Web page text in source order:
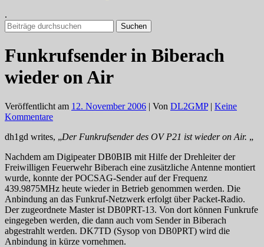
.
Suchen
nach:
Funkrufsender in Biberach
wieder on Air
Veröffentlicht am 12. November 2006 | Von DL2GMP| Keine
Kommentare
dh1gd writes, „Der Funkrufsender des OV P21 ist wieder on Air. „
Nachdem am Digipeater DB0BIB mit Hilfe der Drehleiter der
Freiwilligen Feuerwehr Biberach eine zusätzliche Antenne montiert
wurde, konnte der POCSAG-Sender auf der Frequenz
439.9875MHz heute wieder in Betrieb genommen werden. Die
Anbindung an das Funkruf-Netzwerk erfolgt über Packet-Radio.
Der zugeordnete Master ist DB0PRT-13. Von dort können Funkrufe
eingegeben werden, die dann auch vom Sender in Biberach
abgestrahlt werden. DK7TD (Sysop von DB0PRT) wird die
Anbindung in kürze vornehmen.